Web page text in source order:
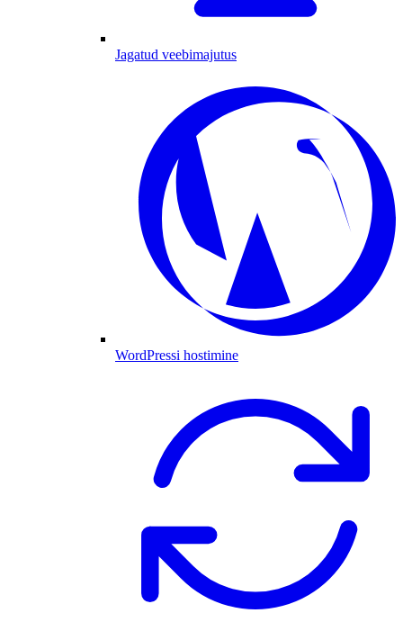
Jagatud veebimajutus
WordPressi hostimine